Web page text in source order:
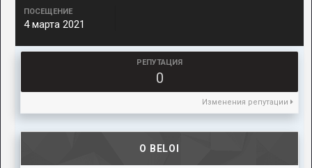
ПОСЕЩЕНИЕ
4 марта 2021
РЕПУТАЦИЯ
0
Изменения репутации
О BELOI